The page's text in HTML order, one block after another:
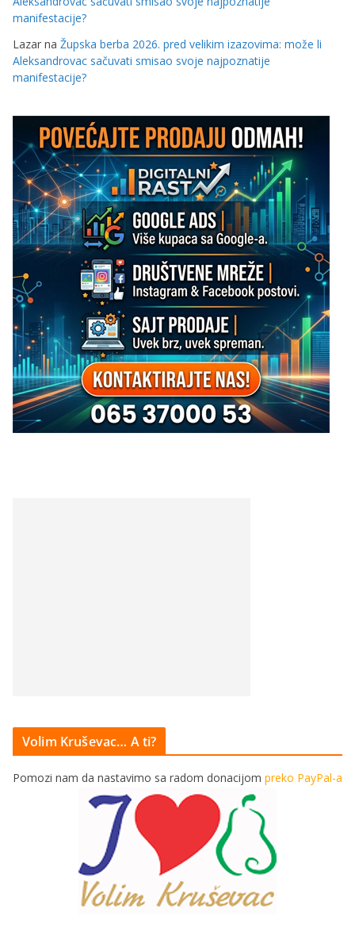
manifestacije?
Lazar na Župska berba 2026. pred velikim izazovima: može li
Aleksandrovac sačuvati smisao svoje najpoznatije
manifestacije?
Volim Kruševac… A ti?
Pomozi nam da nastavimo sa radom donacijom preko PayPal-a